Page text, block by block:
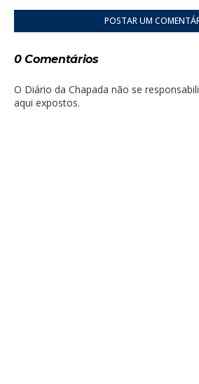
POSTAR UM
0 Comentários
O Diário da Chapada não se
aqui expostos.